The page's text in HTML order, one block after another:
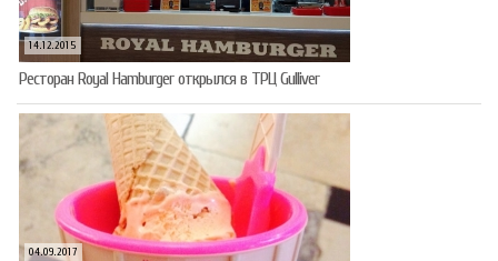
14.12.2015
Ресторан Royal Hamburger открылся в ТРЦ Gulliver
04.09.2017